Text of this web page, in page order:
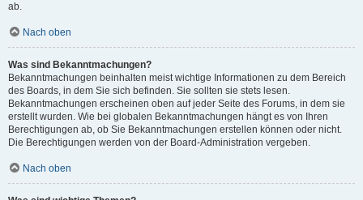
ab.
Nach oben
Was sind Bekanntmachungen?
Bekanntmachungen beinhalten meist wichtige Informationen zu dem Bereich
des Boards, in dem Sie sich befinden. Sie sollten sie stets lesen.
Bekanntmachungen erscheinen oben auf jeder Seite des Forums, in dem sie
erstellt wurden. Wie bei globalen Bekanntmachungen hängt es von Ihren
Berechtigungen ab, ob Sie Bekanntmachungen erstellen können oder nicht.
Die Berechtigungen werden von der Board-Administration vergeben.
Nach oben